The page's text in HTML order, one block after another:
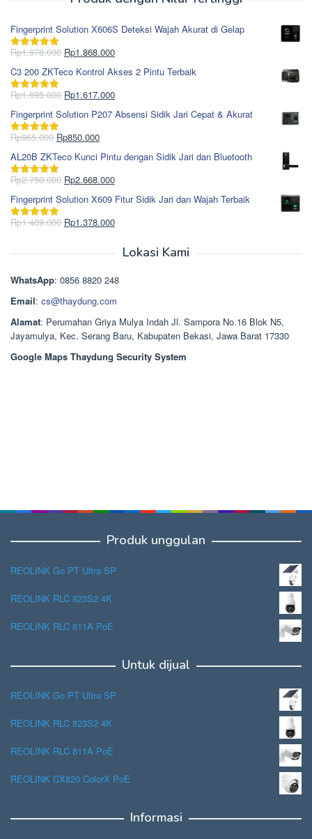
Fingerprint Solution X606S Deteksi Wajah Akurat di Gelap
Dinilai5.00
Rp1.978.000 Harga
aslinya
adalah:
Rp1.978.000.
Rp1.868.000Harga
saat
ini
adalah:
C3 200 ZKTeco Kontrol Akses 2 Pintu Terbaik
Dinilai5.00
Rp1.695.000 Harga
aslinya
adalah:
Rp1.695.000.
Rp1.617.000Harga
saat
ini
Fingerprint Solution P207 Absensi Sidik Jari Cepat & Akurat
Dinilai5.00
Rp965.000 Harga
aslinya
adalah:
Rp965.000.
Rp850.000Harga
saat
ini
adalah:
AL20B ZKTeco Kunci Pintu dengan Sidik Jari dan Bluetooth
Dinilai5.00
Rp2.750.000 Harga
aslinya
adalah:
Rp2.750.000.
Rp2.668.000Harga
saat
ini
adalah:
Fingerprint Solution X609 Fitur Sidik Jari dan Wajah Terbaik
Dinilai5.00
Rp1.489.000 Harga
Rp1.378.000Harga
Rp1.378.000.
Lokasi Kami
WhatsApp: 0856 8820 248
Email: cs@thaydung.com
Alamat: Perumahan Griya Mulya Indah Jl. Sampora No.16 Blok N5,
Jayamulya, Kec. Serang Baru, Kabupaten Bekasi, Jawa Barat 17330
Google Maps Thaydung Security System
Produk unggulan
REOLINK Go PT Ultra SP
REOLINK RLC 823S2 4K
REOLINK RLC 811A PoE
Untuk dijual
REOLINK Go PT Ultra SP
REOLINK RLC 823S2 4K
REOLINK RLC 811A PoE
REOLINK CX820 ColorX PoE
Informasi